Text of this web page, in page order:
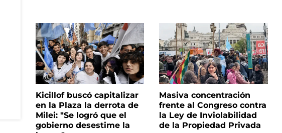
Kicillof buscó capitalizar
en la Plaza la derrota de
Milei: "Se logró que el
gobierno desestime la
Masiva concentración
frente al Congreso contra
la Ley de Inviolabilidad
de la Propiedad Privada